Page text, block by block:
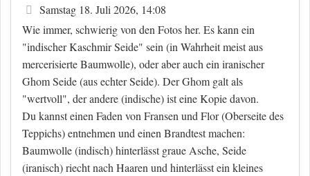
Beitrag
Samstag 18. Juli 2026, 14:08
Wie immer, schwierig von den Fotos her. Es kann ein
"indischer Kaschmir Seide" sein (in Wahrheit meist aus
mercerisierte Baumwolle), oder aber auch ein iranischer
Ghom Seide (aus echter Seide). Der Ghom galt als
"wertvoll", der andere (indische) ist eine Kopie davon.
Du kannst einen Faden von Fransen und Flor (Oberseite des
Teppichs) entnehmen und einen Brandtest machen:
Baumwolle (indisch) hinterlässt graue Asche, Seide
(iranisch) riecht nach Haaren und hinterlässt ein kleines